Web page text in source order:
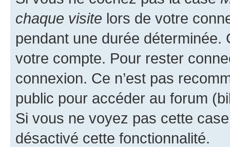
chaque visite lors de votre
pendant une durée déterminée.
votre compte. Pour rester
connexion. Ce n’est pas
public pour accéder au forum
Si vous ne voyez pas cette
désactivé cette fonctionnalité.